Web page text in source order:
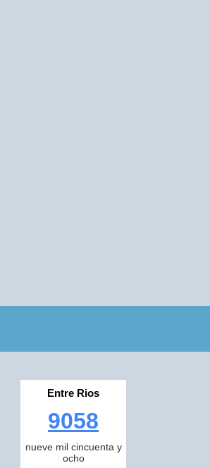
Entre Rios
9058
nueve mil cincuenta y
ocho